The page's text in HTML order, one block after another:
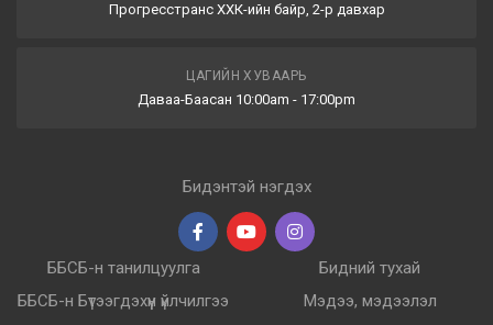
Прогресстранс ХХК-ийн байр, 2-р давхар
ЦАГИЙН ХУВААРЬ
Даваа-Баасан 10:00am - 17:00pm
Бидэнтэй нэгдэх
ББСБ-н танилцуулга
ББСБ-н Бүтээгдэхүүн үйлчилгээ
Бидний тухай
Мэдээ, мэдээлэл